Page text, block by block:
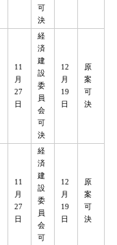
可
決
11
月
27
日
経
済
建
設
委
員
会
可
決
12
月
19
日
原
案
可
決
11
月
27
日
経
済
建
設
委
員
会
可
12
月
19
日
原
案
可
決